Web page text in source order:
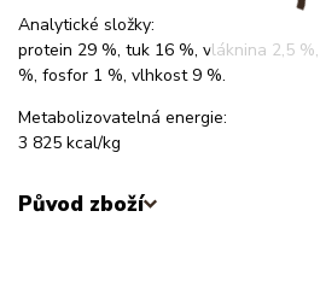
Analytické složky:
protein 29 %, tuk 16 %, vláknina 2,5
%, fosfor 1 %, vlhkost 9 %.
Metabolizovatelná energie:
3 825 kcal/kg
Původ zboží